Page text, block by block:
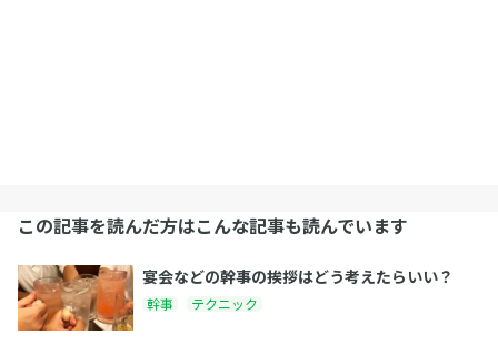
この記事を読んだ方はこんな記事も読んでいます
宴会などの幹事の挨拶はどう考えたらいい？
幹事 テクニック